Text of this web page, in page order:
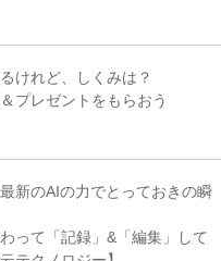
けれど、しくみは？
プレゼントをもらおう
新のAIの力でとっておきの瞬
って「記録」&「編集」して